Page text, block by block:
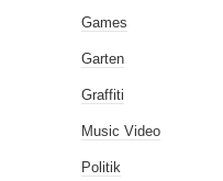
Games
Garten
Graffiti
Music Video
Politik